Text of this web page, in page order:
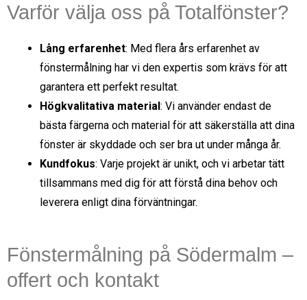
Varför välja oss på Totalfönster?
Lång erfarenhet: Med flera års erfarenhet av
fönstermålning har vi den expertis som krävs för att
garantera ett perfekt resultat.
Högkvalitativa material: Vi använder endast de
bästa färgerna och material för att säkerställa att dina
fönster är skyddade och ser bra ut under många år.
Kundfokus: Varje projekt är unikt, och vi arbetar tätt
tillsammans med dig för att förstå dina behov och
leverera enligt dina förväntningar.
Fönstermålning på Södermalm –
offert och kontakt